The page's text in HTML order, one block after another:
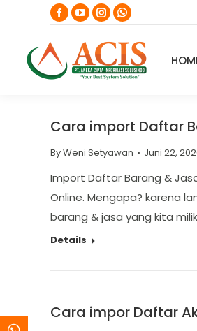
Facebook
page
opens
in
YouTube
page
opens
in
Instagram
page
opens
in
Whatsapp
page
opens
in
Cara import Daftar
ByWeni Setyawan Juni 22,
Import Daftar Barang &
Online. Mengapa? karena
barang & jasa yang kita
Details
Cara impor Daftar